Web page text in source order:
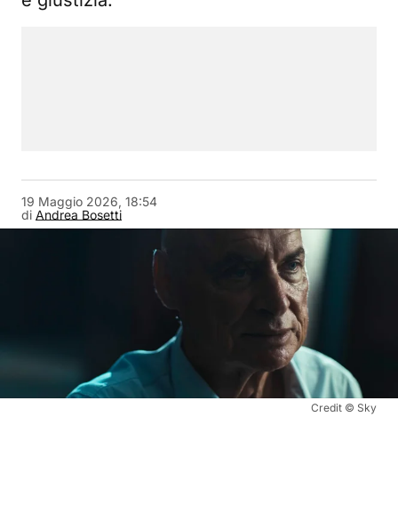
di Andrea Bosetti
19 Maggio 2026, 18:54
Credit © Sky